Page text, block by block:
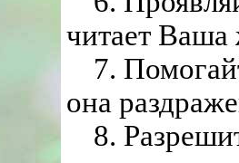
читает Ваша
7.
она
8.